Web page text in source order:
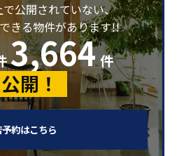
公開されていない、
きる物件があります!!
3,664件
開！
約はこちら